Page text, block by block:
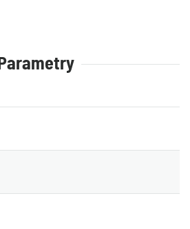
Parametry